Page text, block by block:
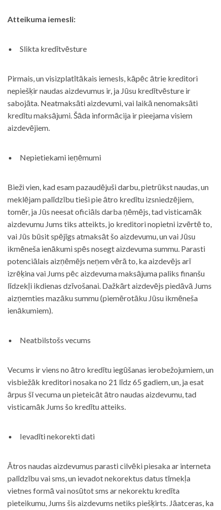
Atteikuma iemesli:
Slikta kredītvēsture
Pirmais, un visizplatītākais iemesls, kāpēc ātrie kreditori
nepiešķir naudas aizdevumus ir, ja Jūsu kredītvēsture ir
sabojāta. Neatmaksāti aizdevumi, vai laikā nenomaksāti
kredītu maksājumi. Šāda informācija ir pieejama visiem
aizdevējiem.
Nepietiekami ieņēmumi
Bieži vien, kad esam pazaudējuši darbu, pietrūkst naudas, un
meklējam palīdzību tieši pie ātro kredītu izsniedzējiem,
tomēr, ja Jūs neesat oficiāls darba ņēmējs, tad visticamāk
aizdevumu Jums tiks atteikts, jo kreditori nopietni izvērtē to,
vai Jūs būsit spējīgs atmaksāt šo aizdevumu, un vai Jūsu
ikmēneša ienākumi spēs nosegt aizdevuma summu. Parasti
potenciālais aizņēmējs neņem vērā to, ka aizdevējs arī
izrēķina vai Jums pēc aizdevuma maksājuma paliks finanšu
līdzekļi ikdienas dzīvošanai. Dažkārt aizdevējs piedāvā Jums
aizņemties mazāku summu (piemērotāku Jūsu ikmēneša
ienākumiem).
Neatbilstošs vecums
Vecums ir viens no ātro kredītu iegūšanas ierobežojumiem, un
visbiežāk kreditori nosaka no 21 līdz 65 gadiem, un, ja esat
ārpus šī vecuma un pieteicāt ātro naudas aizdevumu, tad
visticamāk Jums šo kredītu atteiks.
Ievadīti nekorekti dati
Ātros naudas aizdevumus parasti cilvēki piesaka ar interneta
palīdzību vai sms, un ievadot nekorektus datus tīmekļa
vietnes formā vai nosūtot sms ar nekorektu kredīta
pieteikumu, Jums šis aizdevums netiks piešķirts. Jāatceras, ka